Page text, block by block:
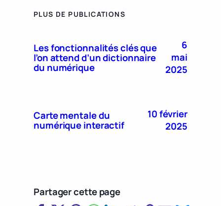
PLUS DE PUBLICATIONS
Les fonctionnalités clés que
l’on attend d’un dictionnaire
du numérique
6
mai
2025
Carte mentale du
numérique interactif
10 février
2025
Partager cette page